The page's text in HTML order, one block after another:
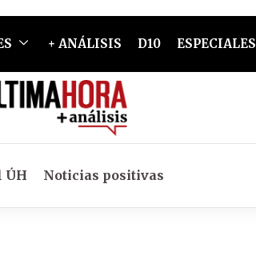
+ ANÁLISIS D10 ESPECIALES
ÚH Noticias positivas